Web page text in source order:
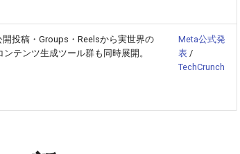
投稿・Groups・Reelsから実世界の
テンツ生成ツール群も同時展開。
Meta公式発
表 /
TechCrunch